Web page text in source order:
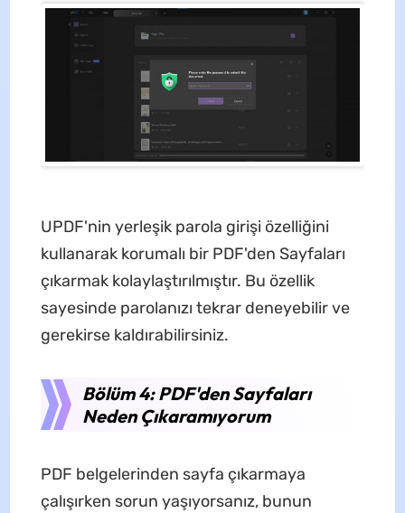
UPDF'nin yerleşik parola girişi özelliğini
kullanarak korumalı bir PDF'den Sayfaları
çıkarmak kolaylaştırılmıştır. Bu özellik
sayesinde parolanızı tekrar deneyebilir ve
gerekirse kaldırabilirsiniz.
Bölüm 4: PDF'den Sayfaları
Neden Çıkaramıyorum
PDF belgelerinden sayfa çıkarmaya
çalışırken sorun yaşıyorsanız, bunun